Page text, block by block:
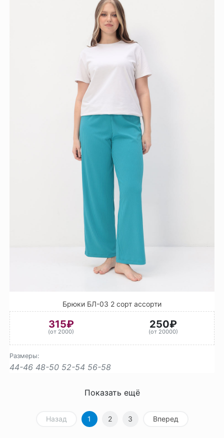
Брюки БЛ-03 2 сорт ассорти
315₽
(от 2000)
250₽
(от 20000)
Размеры:
44-46 48-50 52-54 56-58
Показать ещё
Назад 1 2 3 Вперед